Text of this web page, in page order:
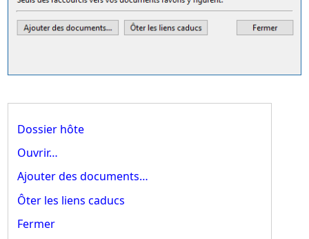
Dossier hôte
Ouvrir…
Ajouter des documents…
Ôter les liens caducs
Fermer